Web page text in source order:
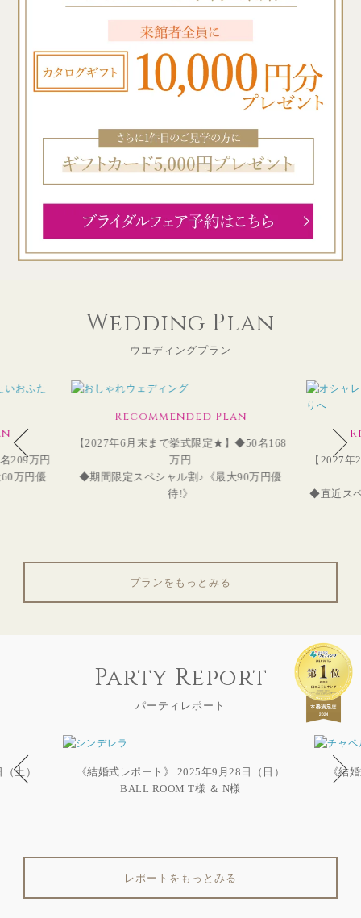
Wedding Plan
ウエディングプラン
209万円
万円優
Recommended Plan
【2027年6月末まで挙式限定★】◆50名168
万円
◆期間限定スペシャル割♪《最大90万円優
待!》
【2027
◆直近ス
プランをもっとみる
Party Report
パーティレポート
土）
《結婚式レポート》 2025年9月28日（日）
BALL ROOM T様 ＆ N様
《結
レポートをもっとみる